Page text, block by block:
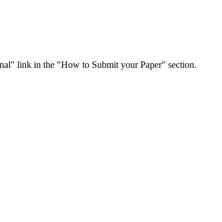
link in the "How to Submit your Paper" section.